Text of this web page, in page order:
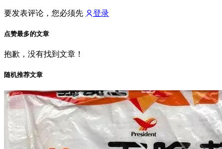
要发表评论，您必须先 登录
点赞最多的文章
抱歉，没有找到文章！
随机推荐文章